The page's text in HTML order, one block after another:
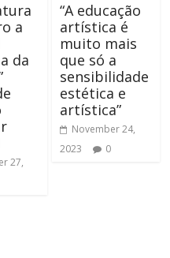
a
da
27,
“A educação
artística é
muito mais
que só a
sensibilidade
estética e
artística”
November 24,
2023
0